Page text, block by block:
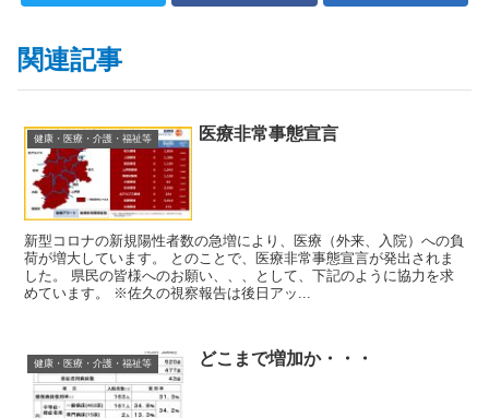
関連記事
健康・医療・介護・福祉等 医療非常事態宣言
新型コロナの新規陽性者数の急増により、医療（外来、入院）への負
荷が増大しています。 とのことで、医療非常事態宣言が発出されま
した。 県民の皆様へのお願い、、、として、下記のように協力を求
めています。 ※佐久の視察報告は後日アッ...
健康・医療・介護・福祉等 どこまで増加か・・・